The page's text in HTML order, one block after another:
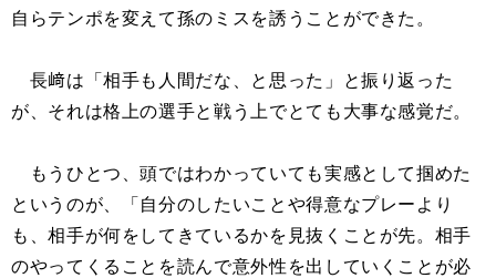
自らテンポを変えて孫のミスを誘うことができた。
長﨑は「相手も人間だな、と思った」と振り返った
が、それは格上の選手と戦う上でとても大事な感覚だ。
もうひとつ、頭ではわかっていても実感として掴めた
というのが、「自分のしたいことや得意なプレーより
も、相手が何をしてきているかを見抜くことが先。相手
のやってくることを読んで意外性を出していくことが必